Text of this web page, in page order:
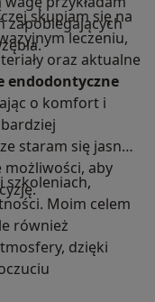
zapobiegających
skupiam się na
leczeniu,
oraz aktualne
endodontyczne
o komfort i
staram się jasno
możliwości, aby
szkoleniach,
Moim celem
również
dzięki